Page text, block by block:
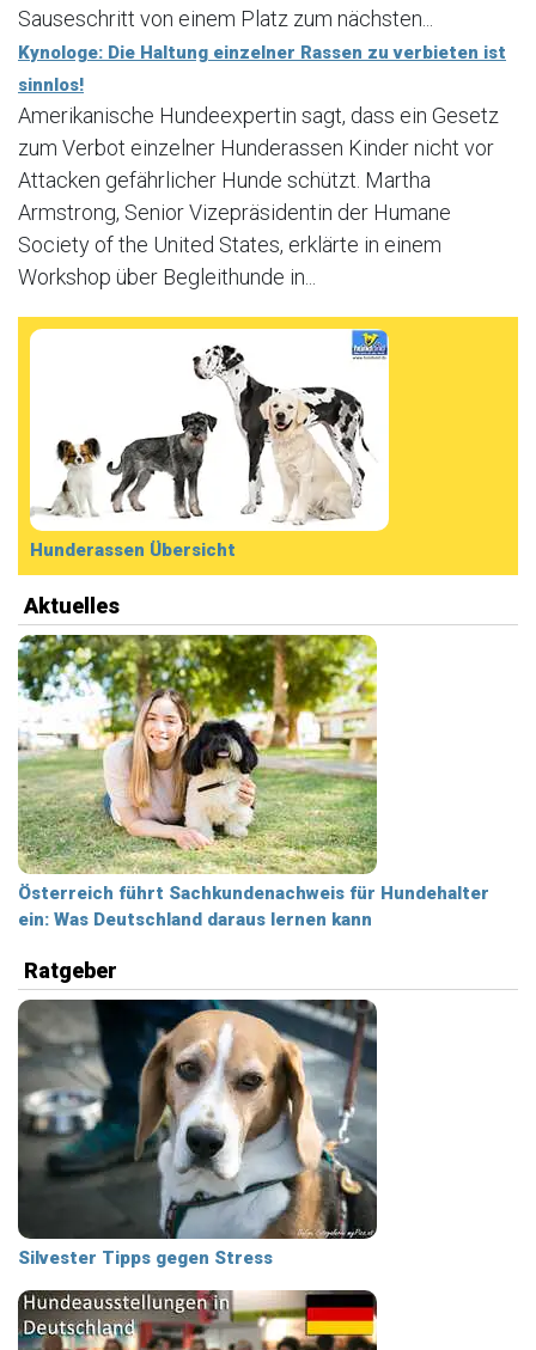
Sauseschritt von einem Platz zum nächsten...
Kynologe: Die Haltung einzelner Rassen zu verbieten ist
sinnlos!
Amerikanische Hundeexpertin sagt, dass ein Gesetz
zum Verbot einzelner Hunderassen Kinder nicht vor
Attacken gefährlicher Hunde schützt. Martha
Armstrong, Senior Vizepräsidentin der Humane
Society of the United States, erklärte in einem
Workshop über Begleithunde in...
Hunderassen Übersicht
Aktuelles
Österreich führt Sachkundenachweis für Hundehalter
ein: Was Deutschland daraus lernen kann
Ratgeber
Silvester Tipps gegen Stress